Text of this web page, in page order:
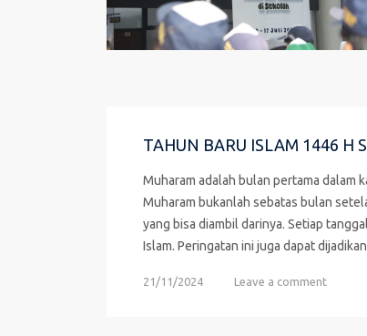
TAHUN BARU ISLAM 1446 H
Muharam adalah bulan pertama dalam
Muharam bukanlah sebatas bulan
yang bisa diambil darinya. Setiap
Islam. Peringatan ini juga dapat
21/11/2024 Leave a comment